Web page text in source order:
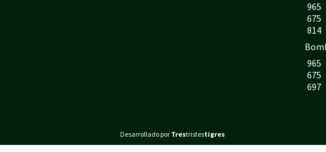
965
675
814
965
675
697
Desarrollado por Trestristestigres